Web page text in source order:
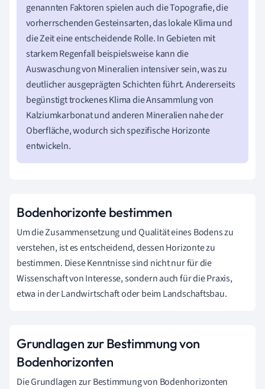
genannten Faktoren spielen auch die Topografie, die
vorherrschenden Gesteinsarten, das lokale Klima und
die Zeit eine entscheidende Rolle. In Gebieten mit
starkem Regenfall beispielsweise kann die
Auswaschung von Mineralien intensiver sein, was zu
deutlicher ausgeprägten Schichten führt. Andererseits
begünstigt trockenes Klima die Ansammlung von
Kalziumkarbonat und anderen Mineralien nahe der
Oberfläche, wodurch sich spezifische Horizonte
entwickeln.
Bodenhorizonte bestimmen
Um die Zusammensetzung und Qualität eines Bodens zu
verstehen, ist es entscheidend, dessen Horizonte zu
bestimmen. Diese Kenntnisse sind nicht nur für die
Wissenschaft von Interesse, sondern auch für die Praxis,
etwa in der Landwirtschaft oder beim Landschaftsbau.
Grundlagen zur Bestimmung von
Bodenhorizonten
Die Grundlagen zur Bestimmung von Bodenhorizonten